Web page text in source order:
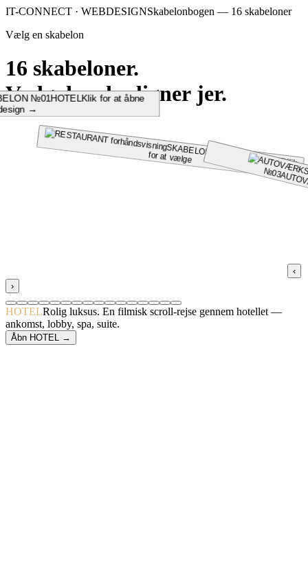
IT-CONNECT · WEBDESIGNSkabelonbogen — 16 skabeloner
Vælg en skabelon
16 skabeloner.
Vælg den der ligner jer.
№01HOTELKlik for at åbne
→
SKABELON №02 RESTAURANTKlik
for at vælge
№
03
‹
›
HOTELRolig luksus. En filmisk scroll-rejse gennem hotellet —
ankomst, lobby, spa, suite.
Åbn HOTEL →